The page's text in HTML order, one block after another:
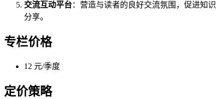
交流互动平台：营造与读者的良好交流氛围，促进知识
分享。
专栏价格
12 元/季度
定价策略